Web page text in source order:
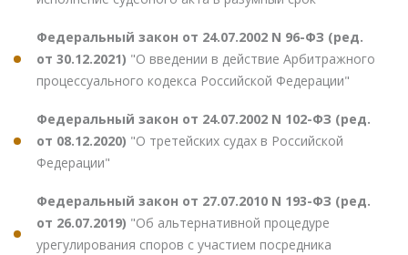
Федеральный закон от 24.07.2002 N 96-ФЗ (ред.
от 30.12.2021) "О введении в действие Арбитражного
процессуального кодекса Российской Федерации"
Федеральный закон от 24.07.2002 N 102-ФЗ (ред.
от 08.12.2020) "О третейских судах в Российской
Федерации"
Федеральный закон от 27.07.2010 N 193-ФЗ (ред.
от 26.07.2019) "Об альтернативной процедуре
урегулирования споров с участием посредника